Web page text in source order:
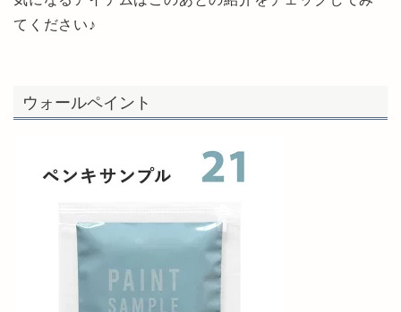
てください♪
ウォールペイント